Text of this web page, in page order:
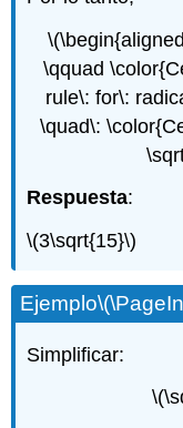
\qquad
rule\: for\:
\quad\:
Respuesta:
\(3\sqrt{15}\)
Ejemplo
Simplificar: